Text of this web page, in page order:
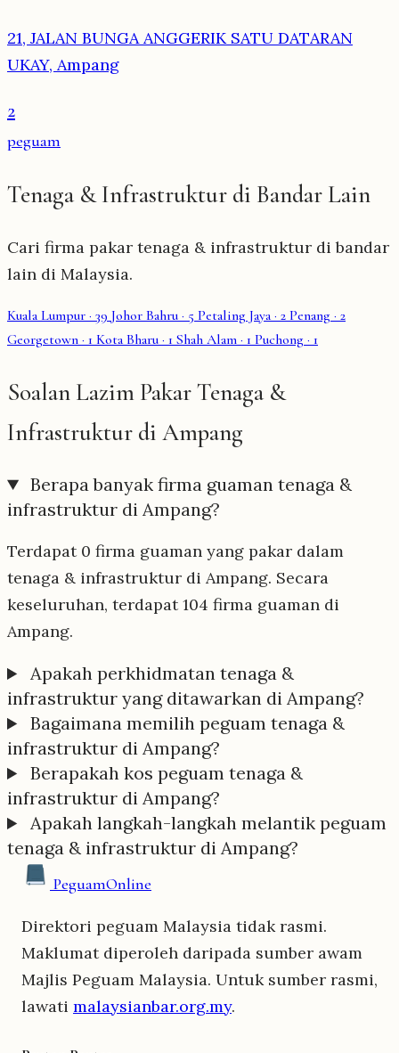
21, JALAN BUNGA ANGGERIK SATU DATARAN
UKAY, Ampang
2
peguam
Tenaga & Infrastruktur di Bandar Lain
Cari firma pakar tenaga & infrastruktur di bandar
lain di Malaysia.
Kuala Lumpur · 39 Johor Bahru · 5 Petaling Jaya· 2 Penang · 2
Georgetown · 1 Kota Bharu · 1 Shah Alam · 1 Puchong · 1
Soalan Lazim Pakar Tenaga &
Infrastruktur di Ampang
Berapa banyak firma guaman tenaga &
infrastruktur di Ampang?
Terdapat 0 firma guaman yang pakar dalam
tenaga & infrastruktur di Ampang. Secara
keseluruhan, terdapat 104 firma guaman di
Ampang.
Apakah perkhidmatan tenaga &
infrastruktur yang ditawarkan di Ampang?
Bagaimana memilih peguam tenaga &
infrastruktur di Ampang?
Berapakah kos peguam tenaga &
infrastruktur di Ampang?
Apakah langkah-langkah melantik peguam
tenaga & infrastruktur di Ampang?
PeguamOnline
Direktori peguam Malaysia tidak rasmi.
Maklumat diperoleh daripada sumber awam
Majlis Peguam Malaysia. Untuk sumber rasmi,
lawati malaysianbar.org.my.